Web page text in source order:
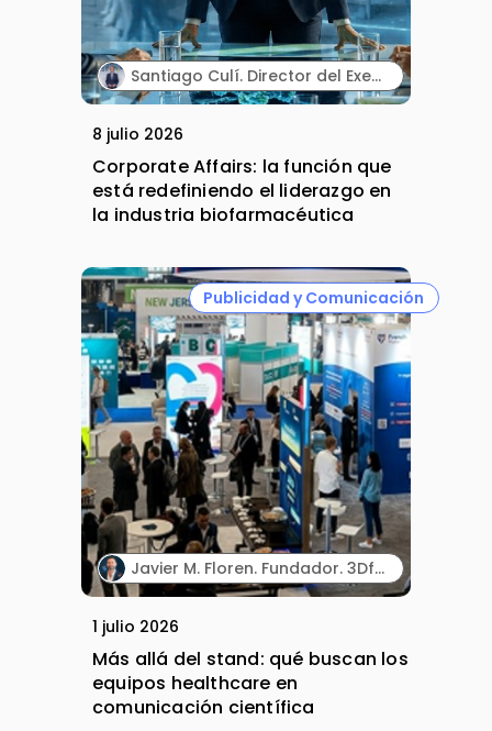
Santiago Culí. Director del Executive Program en Asuntos Públicos y Comunicación en la Industria Farmacéutica de Cesif.
8 julio 2026
Corporate Affairs: la función que
está redefiniendo el liderazgo en
la industria biofarmacéutica
Publicidad y Comunicación
Javier M. Floren. Fundador. 3DforScience.
1 julio 2026
Más allá del stand: qué buscan los
equipos healthcare en
comunicación científica